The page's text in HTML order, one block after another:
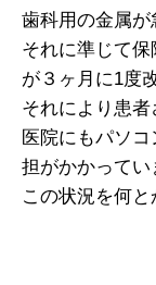
歯科用の金属が
それに準じて
が３ヶ月に1度
それにより患者
医院にもパソ
担がかかってい
この状況を何と